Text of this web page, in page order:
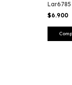
Lar6785
$6.900